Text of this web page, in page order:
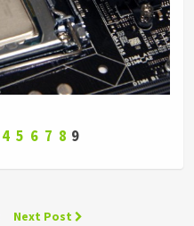
4 5 6 7 8 9
Next Post